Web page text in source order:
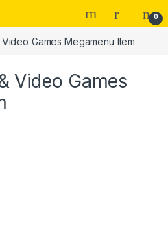
0
Games Megamenu Item
Video Games